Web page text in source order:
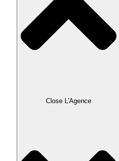
Close L'Agence